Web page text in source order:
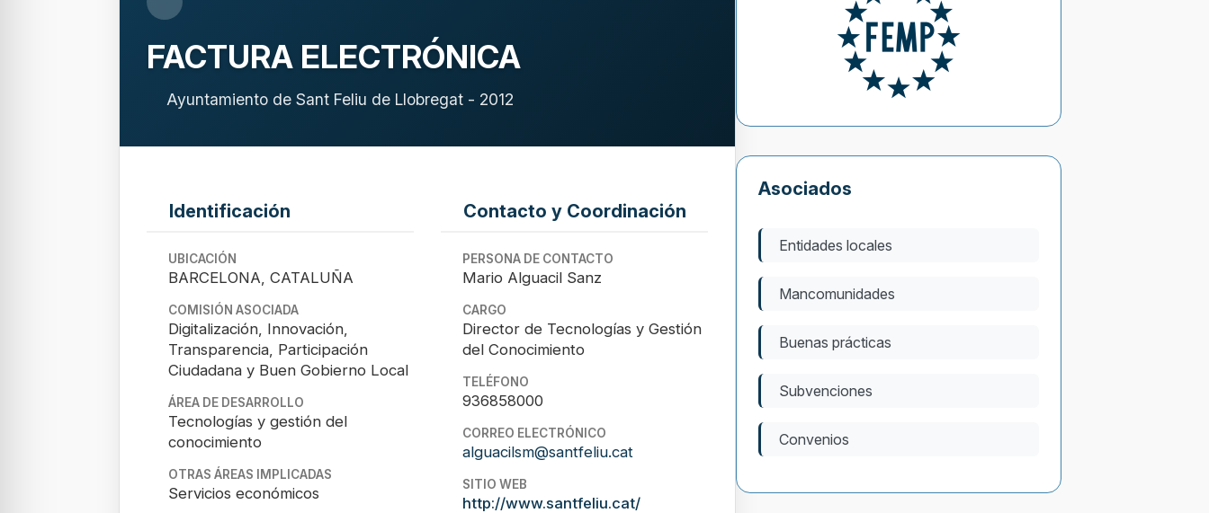
FACTURA ELECTRÓNICA
Ayuntamiento de Sant Feliu de Llobregat - 2012
Identificación
UBICACIÓN
BARCELONA, CATALUÑA
COMISIÓN ASOCIADA
Digitalización, Innovación,
Transparencia, Participación
Ciudadana y Buen Gobierno Local
ÁREA DE DESARROLLO
Tecnologías y gestión del
conocimiento
OTRAS ÁREAS IMPLICADAS
Servicios económicos
Contacto y Coordinación
PERSONA DE CONTACTO
Mario Alguacil Sanz
CARGO
Director de Tecnologías y Gestión
del Conocimiento
TELÉFONO
936858000
CORREO ELECTRÓNICO
alguacilsm@santfeliu.cat
SITIO WEB
http://www.santfeliu.cat/
Asociados
Entidades locales
Mancomunidades
Buenas prácticas
Subvenciones
Convenios